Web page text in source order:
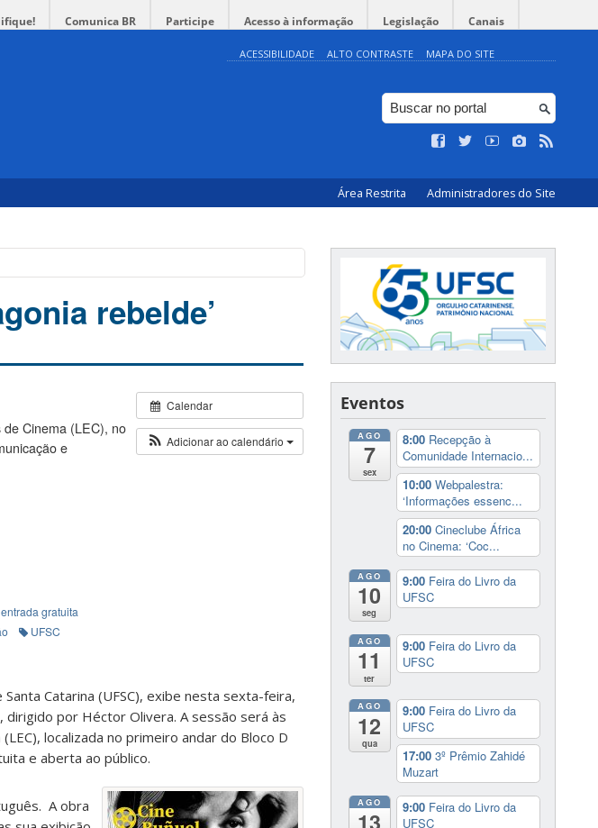
Comunica BR Participe Acesso à informação Legislação Canais
ACESSIBILIDADE ALTO CONTRASTE MAPA DO SITE
Área Restrita Administradores do Site
rebelde’
Calendar
Adicionar ao calendário
Cinema (LEC), no
e
entrada gratuita
UFSC
Catarina (UFSC), exibe nesta sexta-feira,
por Héctor Olivera. A sessão será às
localizada no primeiro andar do Bloco D
e aberta ao público.
A obra
Eventos
AGO
7
sex
8:00 Recepção à
Comunidade Internacio...
10:00 Webpalestra:
‘Informações essenc...
20:00 Cineclube África
no Cinema: ‘Coc...
AGO
10
seg
9:00 Feira do Livro da
UFSC
AGO
11
ter
9:00 Feira do Livro da
UFSC
AGO
12
qua
9:00 Feira do Livro da
UFSC
17:00 3º Prêmio Zahidé
Muzart
AGO
13
9:00 Feira do Livro da
UFSC